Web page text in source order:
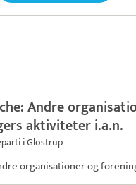
Andre
aktiviteter i.a.n.
i Glostrup
organisationer og